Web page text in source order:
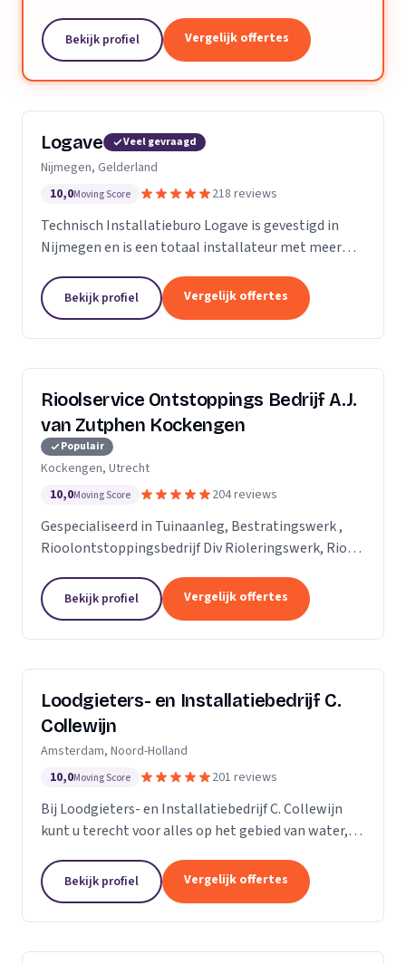
Bekijk profiel Vergelijk offertes
Logave Veel gevraagd
Nijmegen, Gelderland
10,0Moving Score 218 reviews
Technisch Installatieburo Logave is gevestigd in
Nijmegen en is een totaal installateur met meer
cv-combiketels, maar zijn gespecialiseerd in de...
Bekijk profiel Vergelijk offertes
Rioolservice Ontstoppings Bedrijf A.J.
van Zutphen Kockengen
Populair
Kockengen, Utrecht
10,0Moving Score 204 reviews
Gespecialiseerd in Tuinaanleg, Bestratingswerk ,
Rioolontstoppingsbedrijf Div Rioleringswerk, Riool
vervangen. Rioolcamera, Riooldetectie...
Bekijk profiel Vergelijk offertes
Loodgieters- en Installatiebedrijf C.
Collewijn
Amsterdam, Noord-Holland
10,0Moving Score 201 reviews
Bij Loodgieters- en Installatiebedrijf C. Collewijn
kunt u terecht voor alles op het gebied van water,
zinkwerken. Voor vakkundig installeren,...
Bekijk profiel Vergelijk offertes